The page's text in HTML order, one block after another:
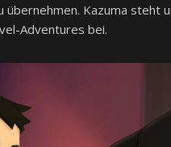
Kazuma steht
Adventures bei.